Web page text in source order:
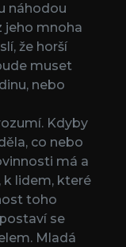
náhodou
jeho mnoha
že horší
muset
nebo
Kdyby
co nebo
má a
k lidem, které
toho
se
Mladá